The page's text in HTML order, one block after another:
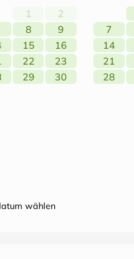
1
2
8
9
15
16
22
23
29
30
7
14
21
28
wählen